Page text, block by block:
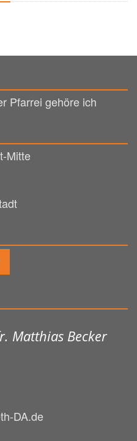
Pfarrei gehöre ich
Mitte
Matthias Becker
DA.de